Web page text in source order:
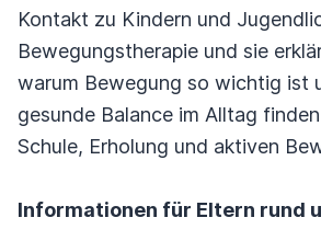
Kontakt zu Kindern und
Bewegungstherapie und sie
warum Bewegung so wichtig ist
gesunde Balance im Alltag
Schule, Erholung und aktiven
Informationen für Eltern rund